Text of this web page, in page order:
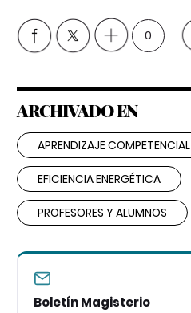
0
ARCHIVADO EN
APRENDIZAJE COMPETENCIAL
EFICIENCIA ENERGÉTICA
PROFESORES Y ALUMNOS
Boletín Magisterio